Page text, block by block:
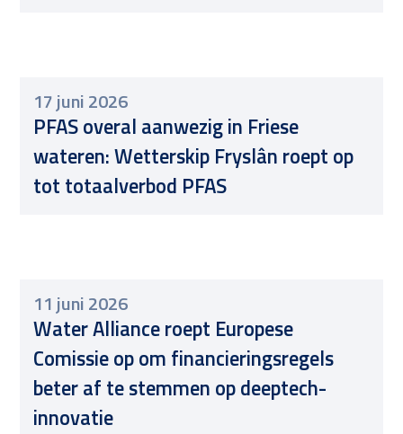
17 juni 2026
PFAS overal aanwezig in Friese
wateren: Wetterskip Fryslân roept op
tot totaalverbod PFAS
11 juni 2026
Water Alliance roept Europese
Comissie op om financieringsregels
beter af te stemmen op deeptech-
innovatie